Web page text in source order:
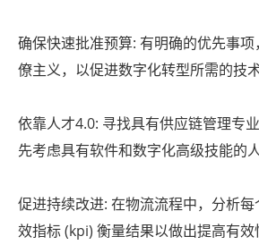
确保快速批准预算: 有明确的优先事
僚主义，以促进数字化转型所需的技术
依靠人才4.0: 寻找具有供应链管理专
先考虑具有软件和数字化高级技能的人
促进持续改进: 在物流流程中，分析
效指标 (kpi) 衡量结果以做出提高有效